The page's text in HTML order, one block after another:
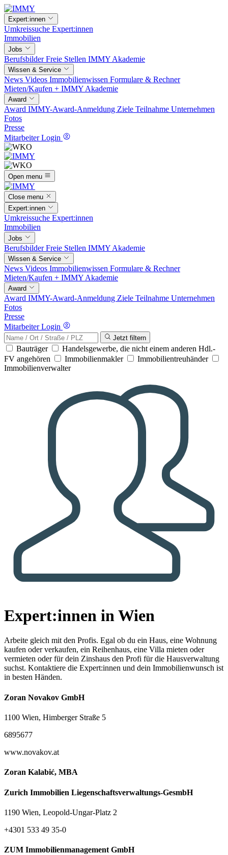
Expert:innen
Umkreissuche Expert:innen
Immobilien
Jobs
BerufsbilderFreie Stellen IMMY Akademie
Wissen & Service
News Videos Immobilienwissen Formulare & Rechner
Mieten/Kaufen + IMMY Akademie
Award
Award IMMY-Award-Anmeldung Ziele Teilnahme Unternehmen
Fotos
Presse
Mitarbeiter Login
Open menu
Close menu
Expert:innen
Umkreissuche Expert:innen
Immobilien
Jobs
BerufsbilderFreie Stellen IMMY Akademie
Wissen & Service
News Videos Immobilienwissen Formulare & Rechner
Mieten/Kaufen + IMMY Akademie
Award
Award IMMY-Award-Anmeldung Ziele Teilnahme Unternehmen
Fotos
Presse
Mitarbeiter Login
Jetzt filtern
Bauträger
Handelsgewerbe, die nicht einem anderen Hdl.-
FV angehören
Immobilienmakler
Immobilientreuhänder
Immobilienverwalter
Expert:innen in Wien
Arbeite gleich mit den Profis. Egal ob du ein Haus, eine Wohnung
kaufen oder verkaufen, ein Reihenhaus, eine Villa mieten oder
vermieten oder für dein Zinshaus den Profi für die Hausverwaltung
suchst. Kontaktiere die Expert:innen und dein Immobilienwunsch ist
in besten Händen.
Zoran Novakov GmbH
1100 Wien, Himberger Straße 5
6895677
www.novakov.at
Zoran Kalabić, MBA
Zurich Immobilien Liegenschaftsverwaltungs-GesmbH
1190 Wien, Leopold-Ungar-Platz 2
+4301 533 49 35-0
ZUM Immobilienmanagement GmbH